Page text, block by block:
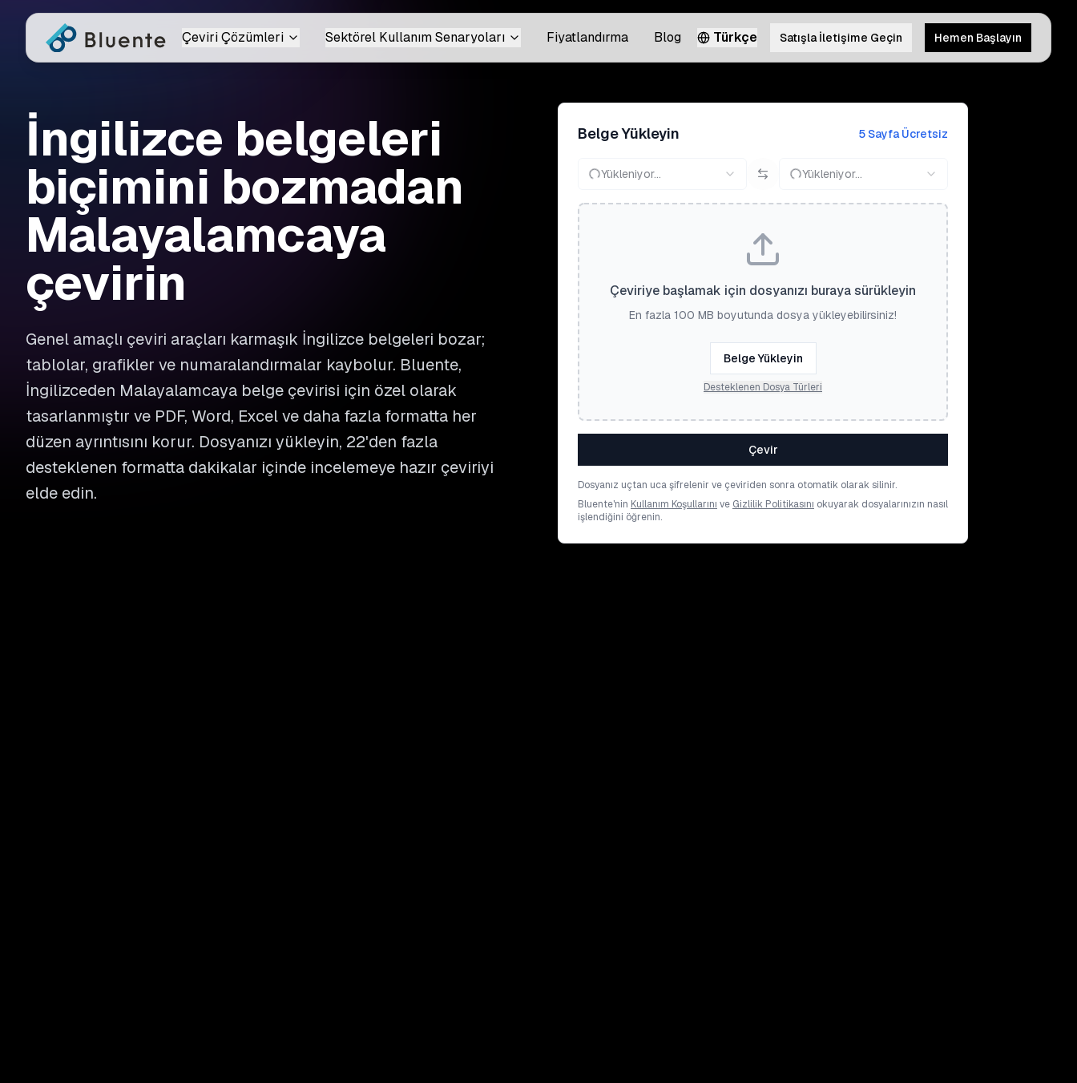
Çeviri Çözümleri Sektörel Kullanım Senaryoları Fiyatlandırma Blog Türkçe Satışla İletişime Geçin Hemen Başlayın
İngilizce belgeleri
biçimini bozmadan
Malayalamcaya
çevirin
Genel amaçlı çeviri araçları karmaşık İngilizce belgeleri bozar;
tablolar, grafikler ve numaralandırmalar kaybolur. Bluente,
İngilizceden Malayalamcaya belge çevirisi için özel olarak
tasarlanmıştır ve PDF, Word, Excel ve daha fazla formatta her
düzen ayrıntısını korur. Dosyanızı yükleyin, 22'den fazla
desteklenen formatta dakikalar içinde incelemeye hazır çeviriyi
elde edin.
Belge Yükleyin 5 Sayfa Ücretsiz
Yükleniyor... Yükleniyor...
Çeviriye başlamak için dosyanızı buraya sürükleyin
En fazla 100 MB boyutunda dosya yükleyebilirsiniz!
Belge Yükleyin
Desteklenen Dosya Türleri
Çevir
Dosyanız uçtan uca şifrelenir ve çeviriden sonra otomatik olarak silinir.
Bluente'nin Kullanım Koşullarını ve Gizlilik Politikasını okuyarak dosyalarınızın nasıl
işlendiğini öğrenin.